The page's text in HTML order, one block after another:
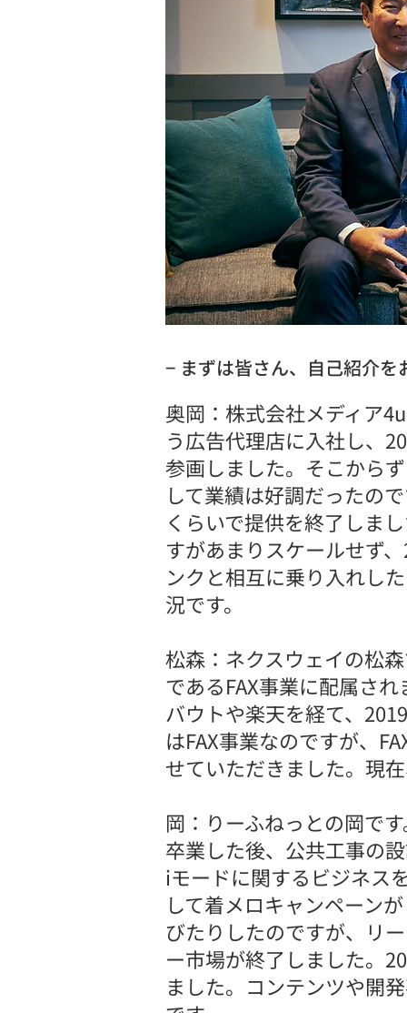
− まずは皆さん、自己紹介を
奥岡：株式会社メディア
う広告代理店に入社し、
参画しました。そこから
して業績は好調だったの
くらいで提供を終了しま
すがあまりスケールせず
ンクと相互に乗り入れし
況です。
松森：ネクスウェイの松
であるFAX事業に配属さ
バウトや楽天を経て、
はFAX事業なのですが、
せていただきました。現
岡：りーふねっとの岡で
卒業した後、公共工事の
iモードに関するビジネス
して着メロキャンペーン
びたりしたのですが、リ
ー市場が終了しました。
ました。コンテンツや開